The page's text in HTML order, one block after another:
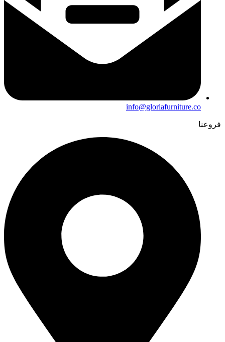
info@gloriafurniture.co
فروعنا